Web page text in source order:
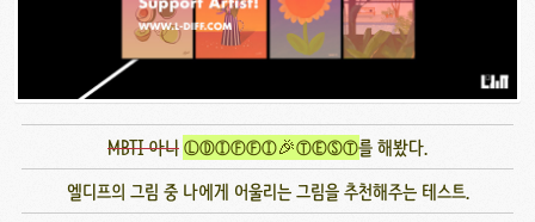
MBTI 아니ⓁⒹⒾⒻⒻⒾ🎉ⓉⒺⓈⓉ를 해봤다.
엘디프의 그림 중 나에게 어울리는 그림을 추천해주는 테스트.